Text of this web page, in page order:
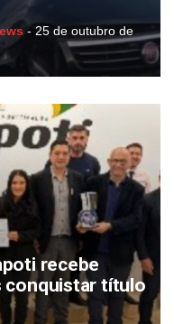
- 25 de outubro de
recebe
conquistar título